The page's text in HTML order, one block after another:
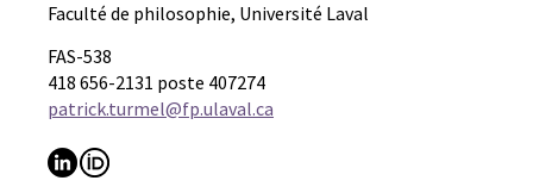
Faculté de philosophie, Université Laval
FAS-538
418 656-2131 poste 407274
patrick.turmel@fp.ulaval.ca